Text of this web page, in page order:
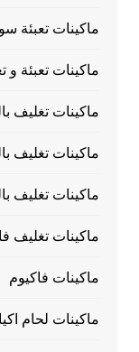
ماكينات تعبئة
ماكينات تعبئة و
ماكينات تغليف
ماكينات تغليف
ماكينات تغليف
ماكينات تغليف
ماكينات فاكيوم
ماكينات لحام